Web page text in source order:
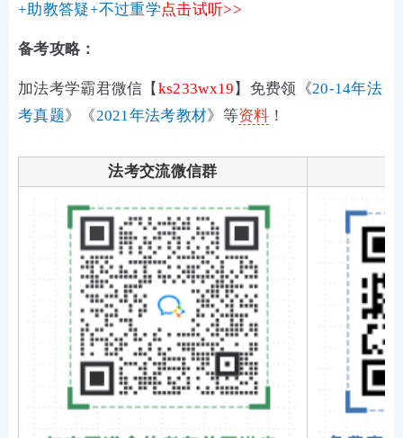
+助教答疑+不过重学点击试听>>
备考攻略：
加法考学霸君微信【 ks233wx19 】免费领《20-14年法
考真题》《2021年法考教材》等资料 ！
法考交流微信群